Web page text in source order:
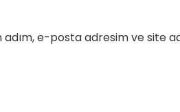
adım, e-posta adresim ve site